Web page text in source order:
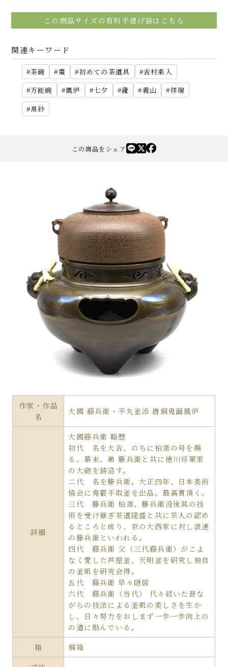
この商品サイズの有料手提げ袋はこちら
関連キーワード
茶碗 棗 初めての茶道具
吉村楽入
万能碗
風炉 七夕 瀧 義山
祥瑞
帛紗
この商品をシェア
作家・作品
名
大國 藤兵衛・平丸釜添 唐銅鬼面風炉
詳細
大國藤兵衛 略歴
初代 名を大吉、のちに柏斎の号を賜
る。幕末、弟 籐兵衛と共に徳川将軍家
の大砲を鋳造す。
二代 名を籐兵衛。大正四年、日本美術
協会に鬼霰手取釜を出品。最高賞頂く。
三代 籐兵衛 柏斎、籐兵衛没後其の技
術を受け継ぎ茶道隆盛と共に茶人の認め
るところと成り、京の大西家に対し浪速
の籐兵衛といわれる。
四代 藤兵衛 父（三代藤兵衛）がこよ
なく愛した芦屋釜、天明釜を研究し独自
の釜肌を研究会得。
五代 藤兵衛 早々隠居
六代 藤兵衛（当代） 代々続いた昔な
がらの技法による釜肌の美しさを生か
し、日々努力をおしまず一歩一歩向上の
の道に励んでいる。
箱
桐箱